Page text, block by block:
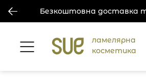
Безкоштовна доставка
ламелярна
косметика